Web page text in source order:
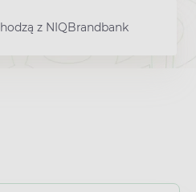
z NIQBrandbank